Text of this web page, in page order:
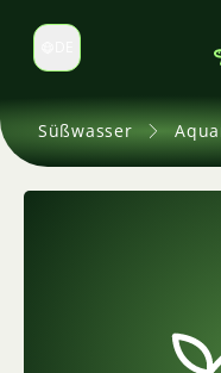
Sprache wechseln
Süßwasser